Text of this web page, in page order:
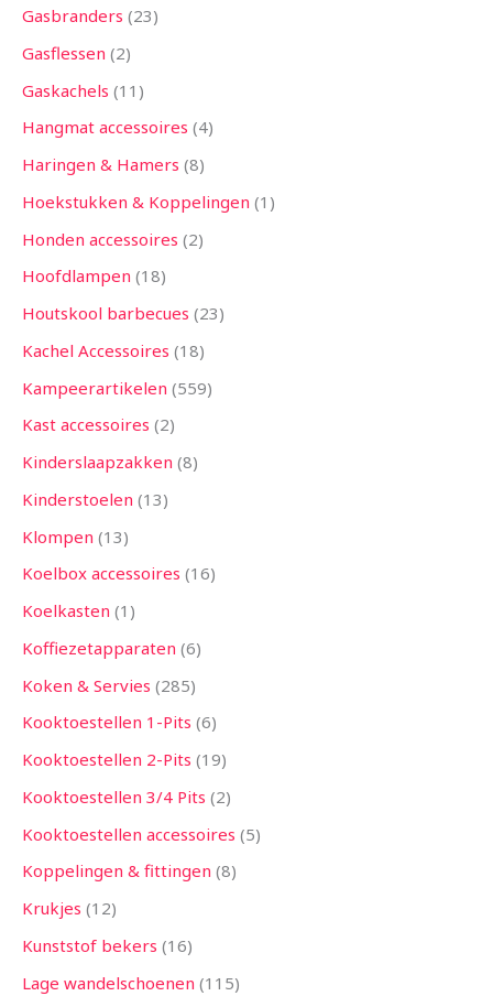
Gasbranders 23
Gasflessen 2
Gaskachels 11
Hangmat accessoires 4
Haringen & Hamers 8
Hoekstukken & Koppelingen 1
Honden accessoires 2
Hoofdlampen 18
Houtskool barbecues 23
Kachel Accessoires 18
Kampeerartikelen 559
Kast accessoires 2
Kinderslaapzakken 8
Kinderstoelen 13
Klompen 13
Koelbox accessoires 16
Koelkasten 1
Koffiezetapparaten 6
Koken & Servies 285
Kooktoestellen 1-Pits 6
Kooktoestellen 2-Pits 19
Kooktoestellen 3/4 Pits 2
Kooktoestellen accessoires 5
Koppelingen & fittingen 8
Krukjes 12
Kunststof bekers 16
Lage wandelschoenen 115